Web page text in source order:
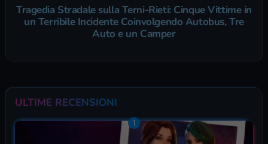
Tragedia Stradale sulla Terni-Rieti: Cinque Vittime in
un Terribile Incidente Coinvolgendo Autobus, Tre
Auto e un Camper
ULTIME RECENSIONI